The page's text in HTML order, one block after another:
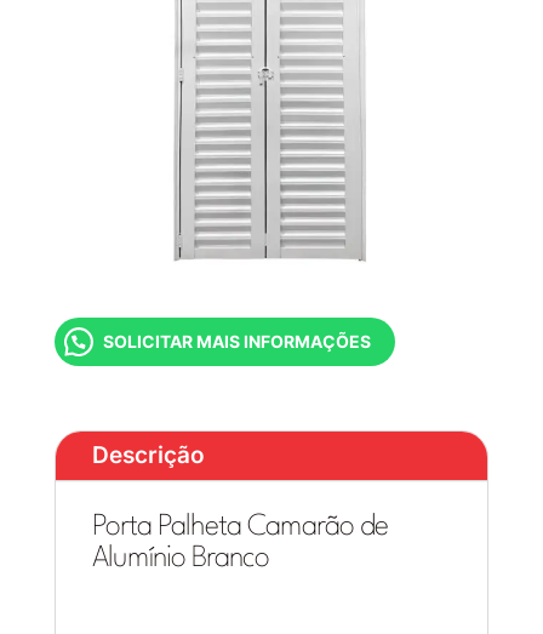
SOLICITAR MAIS INFORMAÇÕES
Descrição
Porta Palheta Camarão de
Alumínio Branco